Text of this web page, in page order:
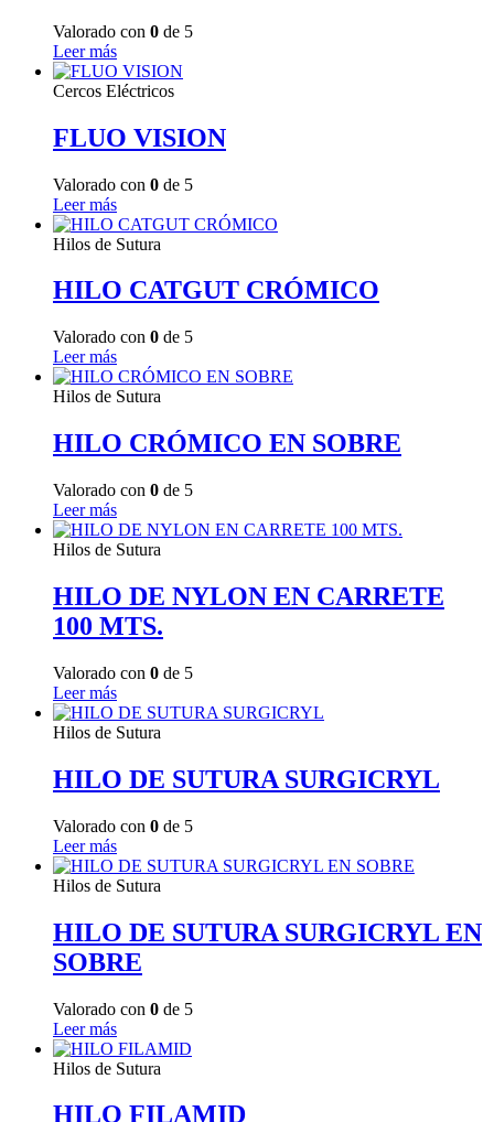
Valorado con 0 de 5
Leer más
Cercos Eléctricos
FLUO VISION
Valorado con 0 de 5
Leer más
Hilos de Sutura
HILO CATGUT CRÓMICO
Valorado con 0 de 5
Leer más
Hilos de Sutura
HILO CRÓMICO EN SOBRE
Valorado con 0 de 5
Leer más
Hilos de Sutura
HILO DE NYLON EN CARRETE
100 MTS.
Valorado con 0 de 5
Leer más
Hilos de Sutura
HILO DE SUTURA SURGICRYL
Valorado con 0 de 5
Leer más
Hilos de Sutura
HILO DE SUTURA SURGICRYL EN
SOBRE
Valorado con 0 de 5
Leer más
Hilos de Sutura
HILO FILAMID